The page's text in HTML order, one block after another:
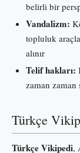
belirli bir
Vandalizm:
topluluk
alınır
Telif hakları:
zaman
Türkçe
Türkçe Vikipedi,